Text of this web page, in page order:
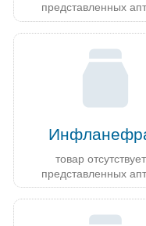
представленных
товар
представленных